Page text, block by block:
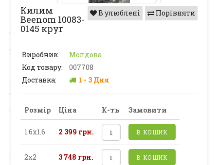
Порівняти
В улюблені
Килим
Beenom 10083-
0145 круг
Виробник
Молдова
Код товару:
007708
Доставка:
1 - 3 Дня
Розмір Ціна К-ть Замовити
1.6х1.6 2 399 грн. В КОШИК
2х2 3 748 грн. В КОШИК